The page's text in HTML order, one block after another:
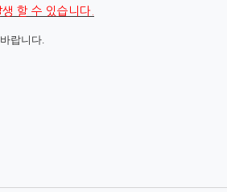
할 수 있습니다.
랍니다.